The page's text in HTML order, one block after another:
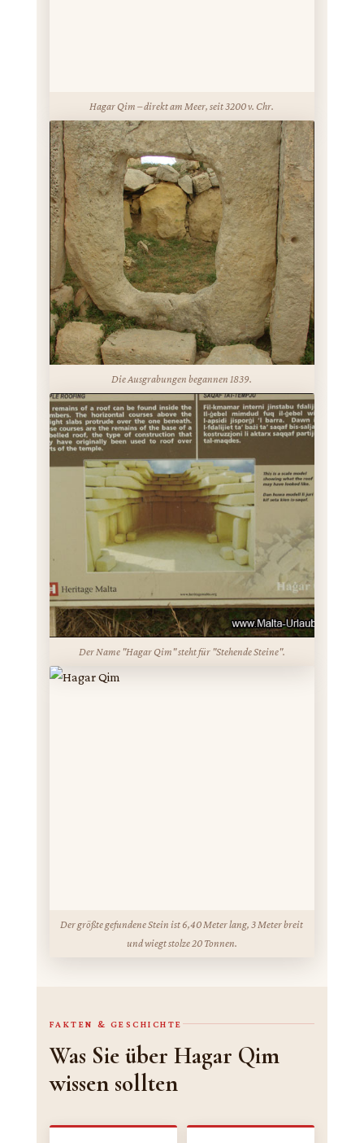
Hagar Qim – direkt am Meer, seit 3200 v. Chr.
Die Ausgrabungen begannen 1839.
Der Name "Hagar Qim" steht für "Stehende Steine".
Der größte gefundene Stein ist 6,40 Meter lang, 3 Meter breit
und wiegt stolze 20 Tonnen.
FAKTEN & GESCHICHTE
Was Sie über Hagar Qim
wissen sollten